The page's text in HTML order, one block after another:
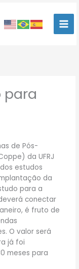
para
de Pós-
da UFRJ
estudos
da
para a
conectar
é fruto de
O valor será
já foi
meses para